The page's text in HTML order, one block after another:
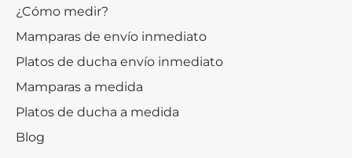
¿Cómo medir?
Mamparas de envío inmediato
Platos de ducha envío inmediato
Mamparas a medida
Platos de ducha a medida
Blog